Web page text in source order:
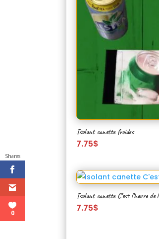
Isolant canette froides
7.75$
Isolant canette C’est l’heure de
7.75$
Shares
0